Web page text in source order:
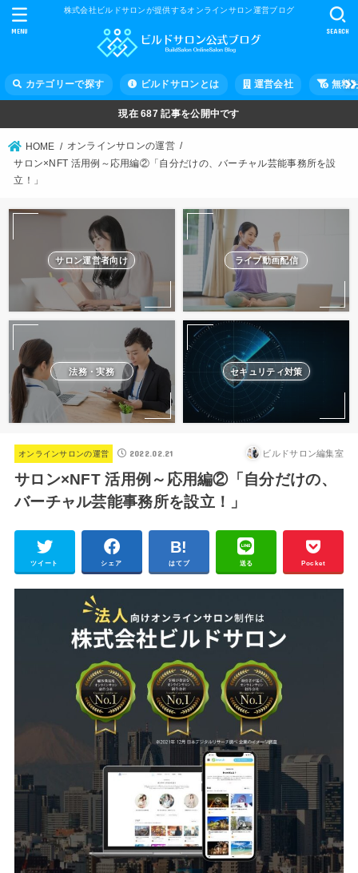
株式会社ビルドサロンが提供するオンラインサロン運営ブログ
カテゴリーで探す ビルドサロンとは 運営会社 無料
SEARCH
MENU
現在687 記事を公開中です
HOME
オンラインサロンの運営
サロン×NFT 活用例～応用編②「自分だけの、バーチャル芸能事務所を設
立！」
サロン運営者向け ライブ動画配信
法務・実務 セキュリティ対策
オンラインサロンの運営 2022.02.21 ビルドサロン編集室
サロン×NFT 活用例～応用編②「自分だけの、
バーチャル芸能事務所を設立！」
ツイート シェア はてブ 送る Pocket